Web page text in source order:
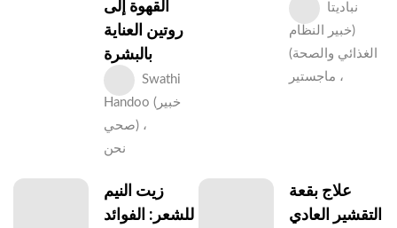
القهوة إلى
روتين العناية
بالبشرة
Swathi
Handoo (خبير
صحي) ،
نحن
نباديتا
(خبير النظام
الغذائي والصحة)
، ماجستير
زيت النيم
للشعر: الفوائد
علاج بقعة
التقشير العادي